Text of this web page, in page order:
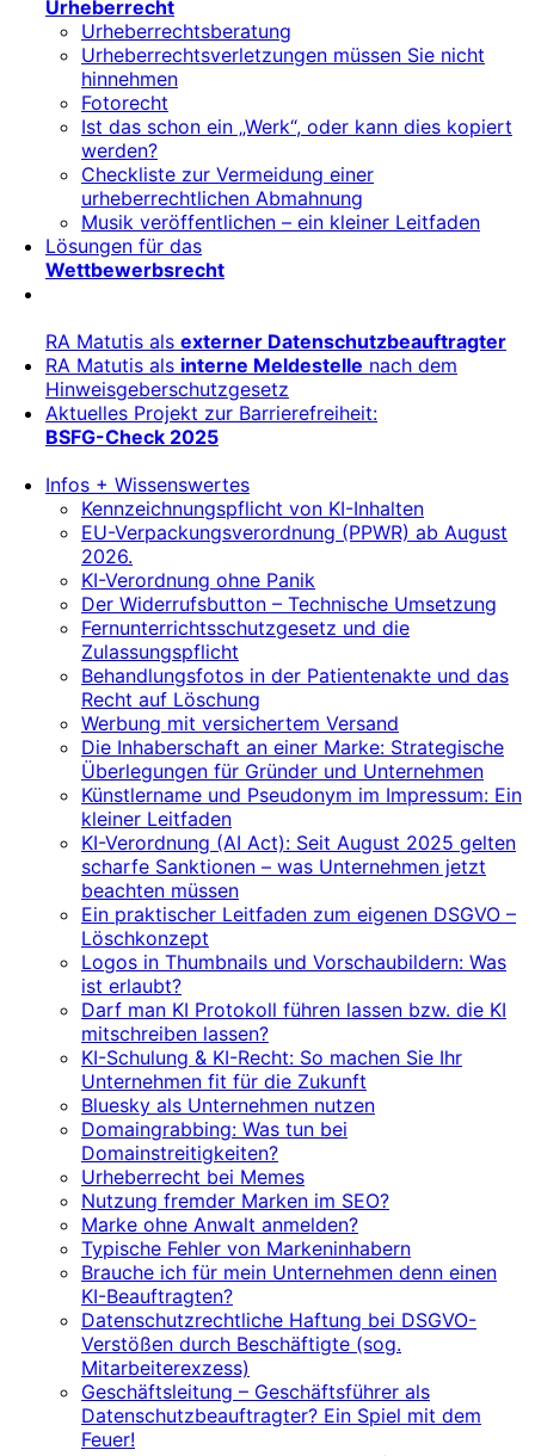
Urheberrecht
Urheberrechtsberatung
Urheberrechtsverletzungen müssen Sie nicht
hinnehmen
Fotorecht
Ist das schon ein „Werk“, oder kann dies kopiert
werden?
Checkliste zur Vermeidung einer
urheberrechtlichen Abmahnung
Musik veröffentlichen – ein kleiner Leitfaden
Lösungen für das
Wettbewerbsrecht
RA Matutis als externer Datenschutzbeauftragter
RA Matutis als interne Meldestelle nach dem
Hinweisgeberschutzgesetz
Aktuelles Projekt zur Barrierefreiheit:
BSFG-Check 2025
Infos + Wissenswertes
Kennzeichnungspflicht von KI-Inhalten
EU-Verpackungsverordnung (PPWR) ab August
2026.
KI-Verordnung ohne Panik
Der Widerrufsbutton – Technische Umsetzung
Fernunterrichtsschutzgesetz und die
Zulassungspflicht
Behandlungsfotos in der Patientenakte und das
Recht auf Löschung
Werbung mit versichertem Versand
Die Inhaberschaft an einer Marke: Strategische
Überlegungen für Gründer und Unternehmen
Künstlername und Pseudonym im Impressum: Ein
kleiner Leitfaden
KI-Verordnung (AI Act): Seit August 2025 gelten
scharfe Sanktionen – was Unternehmen jetzt
beachten müssen
Ein praktischer Leitfaden zum eigenen DSGVO –
Löschkonzept
Logos in Thumbnails und Vorschaubildern: Was
ist erlaubt?
Darf man KI Protokoll führen lassen bzw. die KI
mitschreiben lassen?
KI-Schulung & KI-Recht: So machen Sie Ihr
Unternehmen fit für die Zukunft
Bluesky als Unternehmen nutzen
Domaingrabbing: Was tun bei
Domainstreitigkeiten?
Urheberrecht bei Memes
Nutzung fremder Marken im SEO?
Marke ohne Anwalt anmelden?
Typische Fehler von Markeninhabern
Brauche ich für mein Unternehmen denn einen
KI-Beauftragten?
Datenschutzrechtliche Haftung bei DSGVO-
Verstößen durch Beschäftigte (sog.
Mitarbeiterexzess)
Geschäftsleitung – Geschäftsführer als
Datenschutzbeauftragter? Ein Spiel mit dem
Feuer!